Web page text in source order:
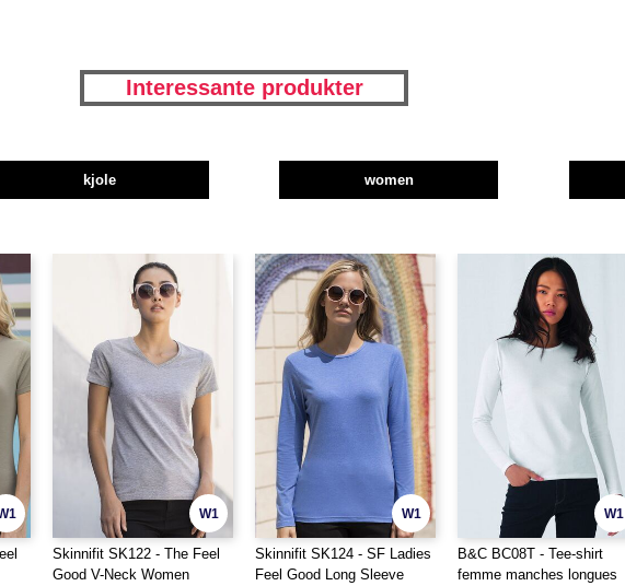
Interessante produkter
kjole women
W1
Skinnifit SK122 - The Feel
Good V-Neck Women
W1
Skinnifit SK124 - SF Ladies
Feel Good Long Sleeve
W1
B&C BC08T - Tee-shirt
femme manches longues